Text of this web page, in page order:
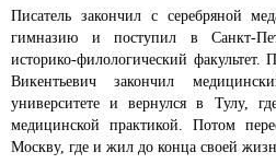
Писатель закончил с серебряной
гимназию и поступил в Санкт-
историко-филологический факультет.
Викентьевич закончил
университете и вернулся в Тулу,
медицинской практикой. Потом
Москву, где и жил до конца своей